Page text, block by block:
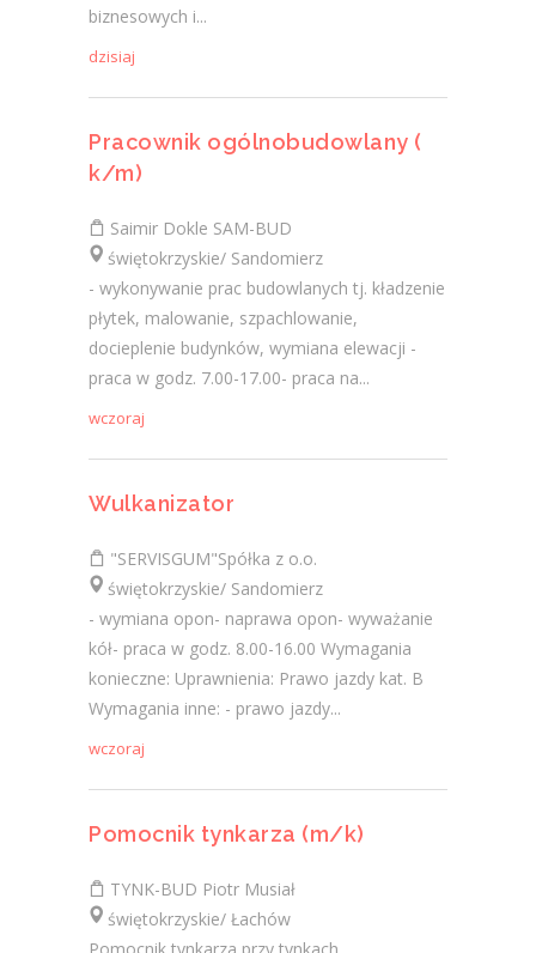
biznesowych i...
dzisiaj
Pracownik ogólnobudowlany (
k/m)
Saimir Dokle SAM-BUD
świętokrzyskie/ Sandomierz
- wykonywanie prac budowlanych tj. kładzenie
płytek, malowanie, szpachlowanie,
docieplenie budynków, wymiana elewacji -
praca w godz. 7.00-17.00- praca na...
wczoraj
Wulkanizator
"SERVISGUM"Spółka z o.o.
świętokrzyskie/ Sandomierz
- wymiana opon- naprawa opon- wyważanie
kół- praca w godz. 8.00-16.00 Wymagania
konieczne: Uprawnienia: Prawo jazdy kat. B
Wymagania inne: - prawo jazdy...
wczoraj
Pomocnik tynkarza (m/k)
TYNK-BUD Piotr Musiał
świętokrzyskie/ Łachów